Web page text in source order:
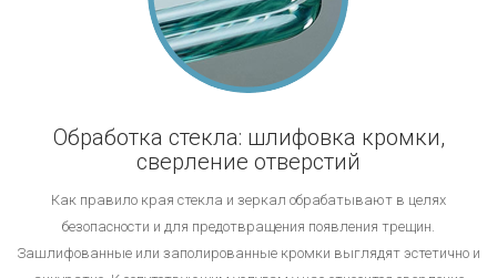
Обработка стекла: шлифовка кромки,
сверление отверстий
Как правило края стекла и зеркал обрабатывают в целях
безопасности и для предотвращения появления трещин.
Зашлифованные или заполированные кромки выглядят эстетично и